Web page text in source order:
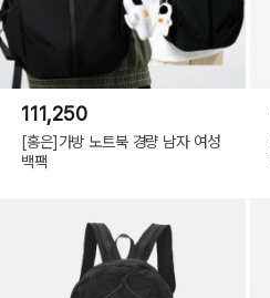
111,250
[홍은]가방 노트북 경량 남자 여성
백팩